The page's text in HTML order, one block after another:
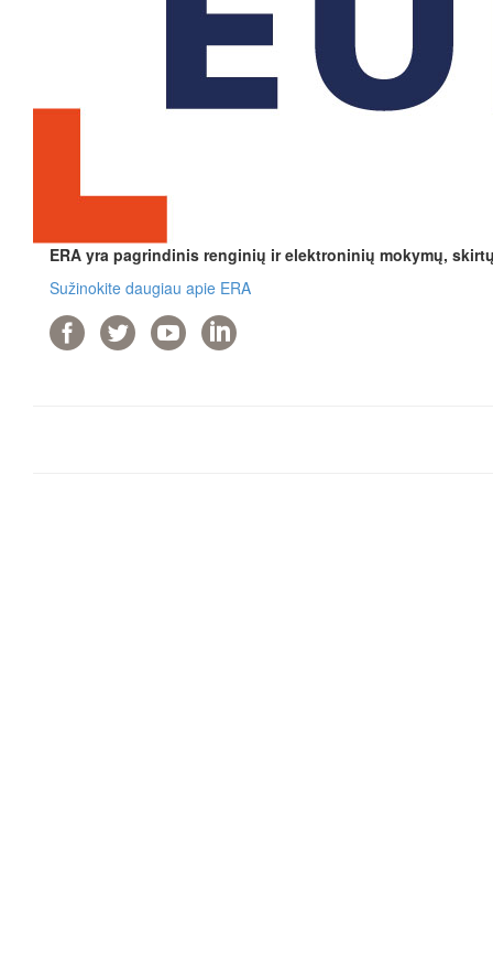
ERA yra pagrindinis renginių ir elektroninių mokymų,
Sužinokite daugiau apie ERA